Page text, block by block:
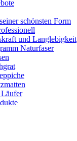
schönsten Form
und Langlebigkeit
Naturfaser
Läufer